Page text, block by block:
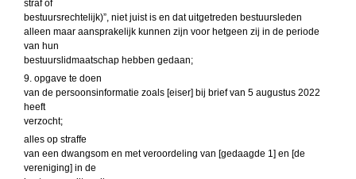
straf of
bestuursrechtelijk)”, niet juist is en dat uitgetreden bestuursleden
alleen maar aansprakelijk kunnen zijn voor hetgeen zij in de periode
van hun
bestuurslidmaatschap hebben gedaan;
9. opgave te doen
van de persoonsinformatie zoals [eiser] bij brief van 5 augustus 2022
heeft
verzocht;
alles op straffe
van een dwangsom en met veroordeling van [gedaagde 1] en [de
vereniging] in de